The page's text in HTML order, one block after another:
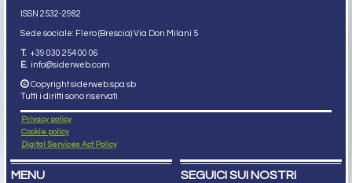
ISSN 2532-2982
Sede sociale: Flero (Brescia) Via Don Milani 5
T. +39 030 254 00 06
E. info@siderweb.com
Copyright siderweb spa sb
Tutti i diritti sono riservati
Privacy policy
Cookie policy
Digital Services Act Policy
MENU
SEGUICI SUI NOSTRI